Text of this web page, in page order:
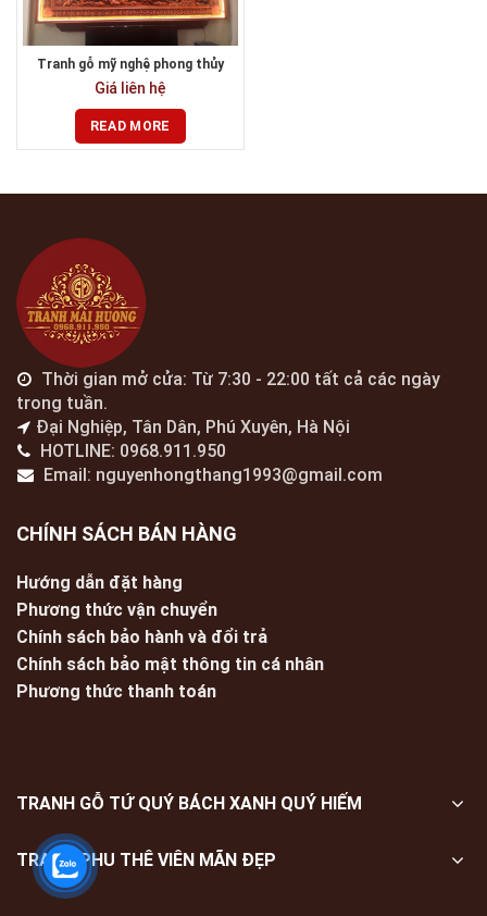
Tranh gỗ mỹ nghệ phong thủy
Giá liên hệ
READ MORE
Thời gian mở cửa: Từ 7:30 - 22:00 tất cả các ngày
trong tuần.
Đại Nghiệp, Tân Dân, Phú Xuyên, Hà Nội
HOTLINE: 0968.911.950
Email: nguyenhongthang1993@gmail.com
CHÍNH SÁCH BÁN HÀNG
Hướng dẫn đặt hàng
Phương thức vận chuyển
Chính sách bảo hành và đổi trả
Chính sách bảo mật thông tin cá nhân
Phương thức thanh toán
TRANH GỖ TỨ QUÝ BÁCH XANH QUÝ HIẾM
TRANH PHU THÊ VIÊN MÃN ĐẸP